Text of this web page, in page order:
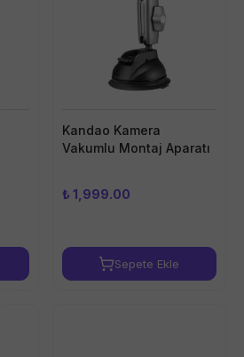
Kandao Kamera
Vakumlu Montaj Aparatı
₺ 1,999.00
Sepete Ekle